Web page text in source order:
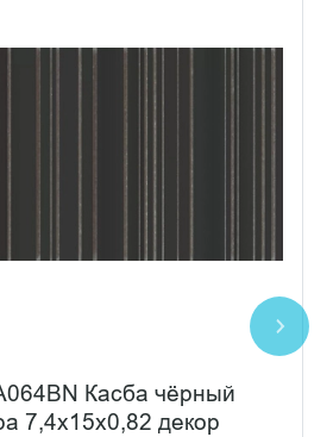
Касба чёрный
7,4x15x0,82 декор